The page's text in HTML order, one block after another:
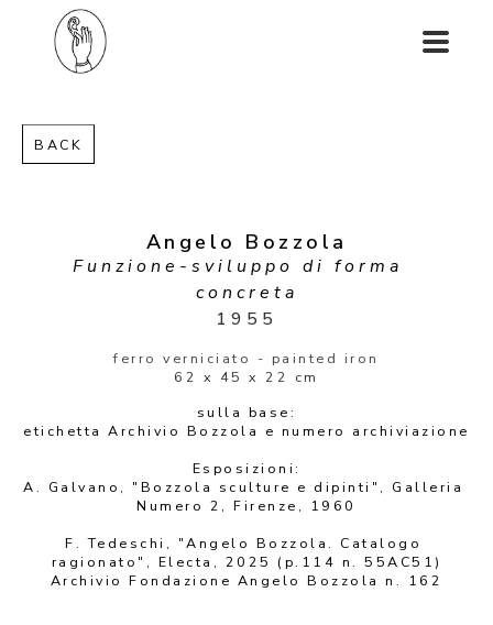
BACK
Angelo Bozzola
Funzione-sviluppo di forma
concreta
1955
ferro verniciato - painted iron
62 x 45 x 22 cm
sulla base:
etichetta Archivio Bozzola e numero archiviazione
Esposizioni:
A. Galvano, "Bozzola sculture e dipinti", Galleria
Numero 2, Firenze, 1960
F. Tedeschi, "Angelo Bozzola. Catalogo
ragionato", Electa, 2025 (p.114 n. 55AC51)
Archivio Fondazione Angelo Bozzola n. 162